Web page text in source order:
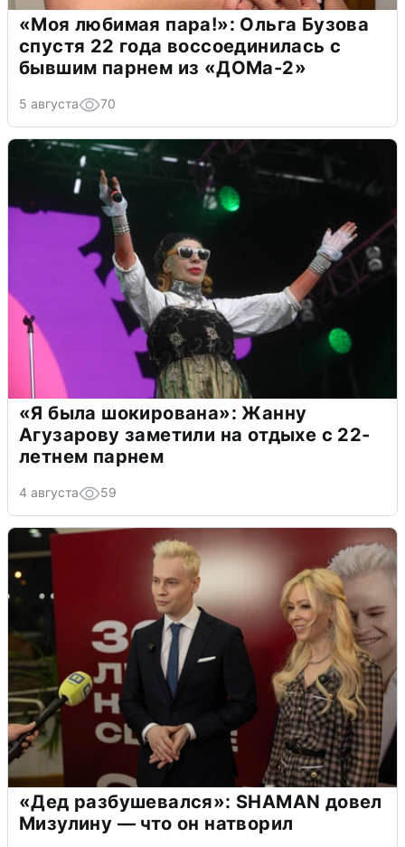
«Моя любимая пара!»: Ольга Бузова
спустя 22 года воссоединилась с
бывшим парнем из «ДОМа-2»
5 августа 70
«Я была шокирована»: Жанну
Агузарову заметили на отдыхе с 22-
летнем парнем
4 августа 59
«Дед разбушевался»: SHAMAN довел
Мизулину — что он натворил